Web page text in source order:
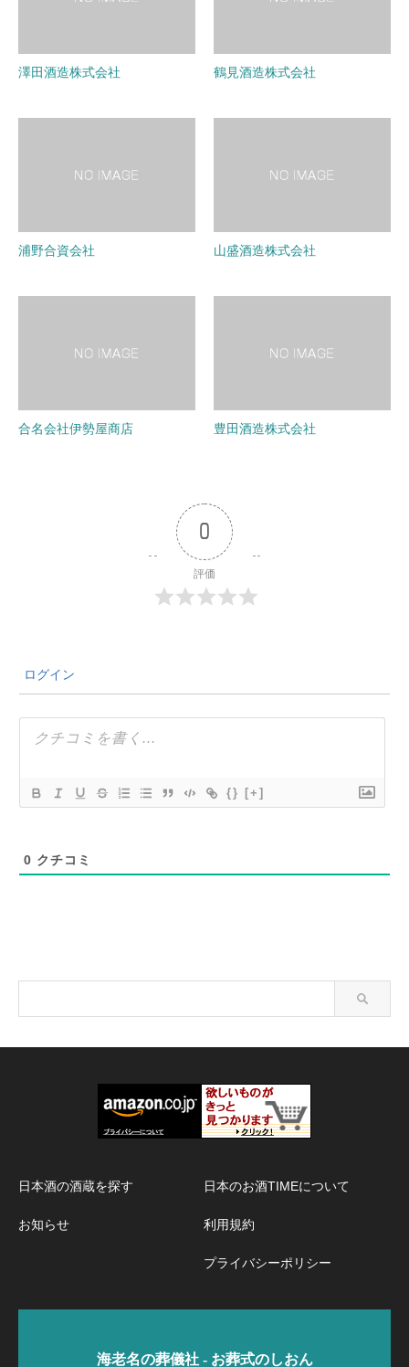
澤田酒造株式会社 鶴見酒造株式会社
浦野合資会社 山盛酒造株式会社
合名会社伊勢屋商店 豊田酒造株式会社
0
評価
ログイン
{} [+]
0 クチコミ
日本酒の酒蔵を探す
お知らせ
日本のお酒TIMEについて
利用規約
プライバシーポリシー
海老名の葬儀社 - お葬式のしおん